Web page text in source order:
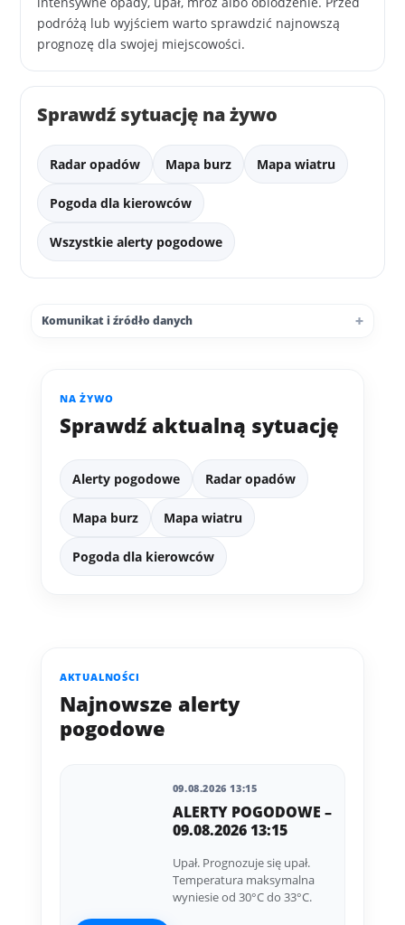
podróżą lub wyjściem warto sprawdzić najnowszą
prognozę dla swojej miejscowości.
Sprawdź sytuację na żywo
Radar opadów Mapa burz Mapa wiatru
Pogoda dla kierowców
Wszystkie alerty pogodowe
Komunikat i źródło danych
NA ŻYWO
Sprawdź aktualną sytuację
Alerty pogodowe Radar opadów
Mapa burz Mapa wiatru
Pogoda dla kierowców
AKTUALNOŚCI
Najnowsze alerty
pogodowe
09.08.2026 13:15
ALERTY POGODOWE –
09.08.2026 13:15
Upał. Prognozuje się upał.
Temperatura maksymalna
wyniesie od 30°C do 33°C.